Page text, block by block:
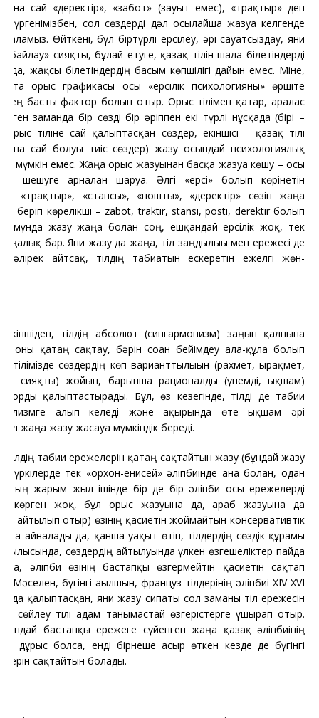
сай «деректір», «забот» (зауыт емес), «трақтыр» деп
жүргенімізбен, сол сөздерді дәл осылайша жазуға келгенде
қаламыз. Өйткені, бұл біртүрлі ерсілеу, әрі сауатсыздау, яғни
сияқты, бұлай етуге, қазақ тілін шала білетіндерді
жақсы білетіндердің басым көпшілігі дайын емес. Міне,
орыс графикасы осы «ерсілік психологияны» өршіте
ең басты фактор болып отыр. Орыс тілімен қатар, аралас
заманда бір сөзді бір әріппен екі түрлі нұсқада (бірі –
орыс тіліне сай қалыптасқан сөздер, екіншісі – қазақ тілі
сай болуы тиіс сөздер) жазу осындай психологиялық
мүмкін емес. Жаңа орыс жазуынан басқа жазуға көшу – осы
шешуге арналған шаруа. Әлгі «ерсі» болып көрінетін
«трақтыр», «стансы», «пошты», «деректір» сөзін жаңа
беріп көрелікші – zabot, traktir, stansi, posti, derektir болып
мұнда жазу жаңа болған соң, ешқандай ерсілік жоқ, тек
бар. Яғни жазу да жаңа, тіл заңдылығы мен ережесі де
айтсақ, тілдің табиғатын ескеретін ежелгі жөн-
Екіншіден, тілдің абсолют (сингармонизм) заңын қалпына
оны қатаң сақтау, бәрін соған бейімдеу ала-құла болып
тілімізде сөздердің көп варианттылығын (рахмет, ырақмет,
сияқты) жойып, барынша рационалды (үнемді, ықшам)
қорды қалыптастырады. Бұл, өз кезегінде, тілді де табиғи
алып келеді және ақырында өте ықшам әрі
жаңа жазу жасауға мүмкіндік береді.
Тілдің табиғи ережелерін қатаң сақтайтын жазу (бұндай жазу
тек «орхон-енисей» әліпбиінде ғана болған, одан
мың жарым жыл ішінде бір де бір әліпби осы ережелерді
көрген жоқ, бұл орыс жазуына да, араб жазуына да
айтылып отыр) өзінің қасиетін жоймайтын консервативтік
айналады да, қанша уақыт өтіп, тілдердің сөздік құрамы
сөздердің айтылуында үлкен өзгешеліктер пайда
да, әліпби өзінің бастапқы өзгермейтін қасиетін сақтап
Мәселен, бүгінгі ағылшын, француз тілдерінің әліпбиі XIV-XVI
қалыптасқан, яғни жазу сипаты сол заманғы тіл ережесін
сөйлеу тілі адам танымастай өзгерістерге ұшырап отыр.
бастапқы ережеге сүйенген жаңа қазақ әліпбиінің
дұрыс болса, енді бірнеше ғасыр өткен кезде де бүгінгі
сақтайтын болады.